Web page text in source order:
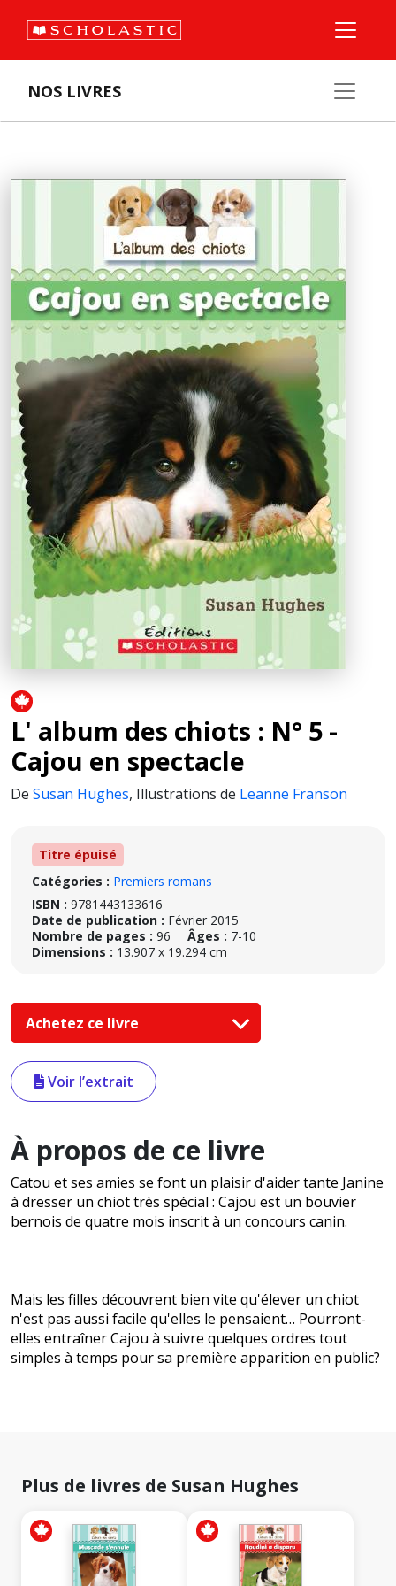
NOS LIVRES
L' album des chiots : N° 5 -
Cajou en spectacle
De Susan Hughes, Illustrations de Leanne Franson
Titre épuisé
Catégories : Premiers romans
ISBN : 9781443133616
Date de publication : Février 2015
Nombre de pages : 96 Âges : 7-10
Dimensions : 13.907 x 19.294 cm
Achetez ce livre
Voir l’extrait
À propos de ce livre
Catou et ses amies se font un plaisir d'aider tante Janine
à dresser un chiot très spécial : Cajou est un bouvier
bernois de quatre mois inscrit à un concours canin.
Mais les filles découvrent bien vite qu'élever un chiot
n'est pas aussi facile qu'elles le pensaient… Pourront-
elles entraîner Cajou à suivre quelques ordres tout
simples à temps pour sa première apparition en public?
Plus de livres de Susan Hughes